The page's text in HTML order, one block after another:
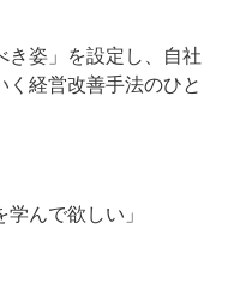
き姿」を設定し、自社
経営改善手法のひと
んで欲しい」